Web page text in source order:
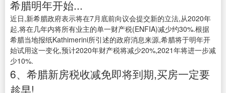
希腊明年开始...
近日,新希腊政府表示将在7月底前向议会提交新的立法,从2020年
起,将在几年内将所有业主的单一财产税(ENFIA)减少约30%.根据
希腊当地报纸Kathimerini所引述的政府消息来源,希腊将于明年开
始试用这一变化,预计2020年财产税将减少20%,2021年将进一步减
少10%.
6、希腊新房税收减免即将到期,买房一定要
趁早!